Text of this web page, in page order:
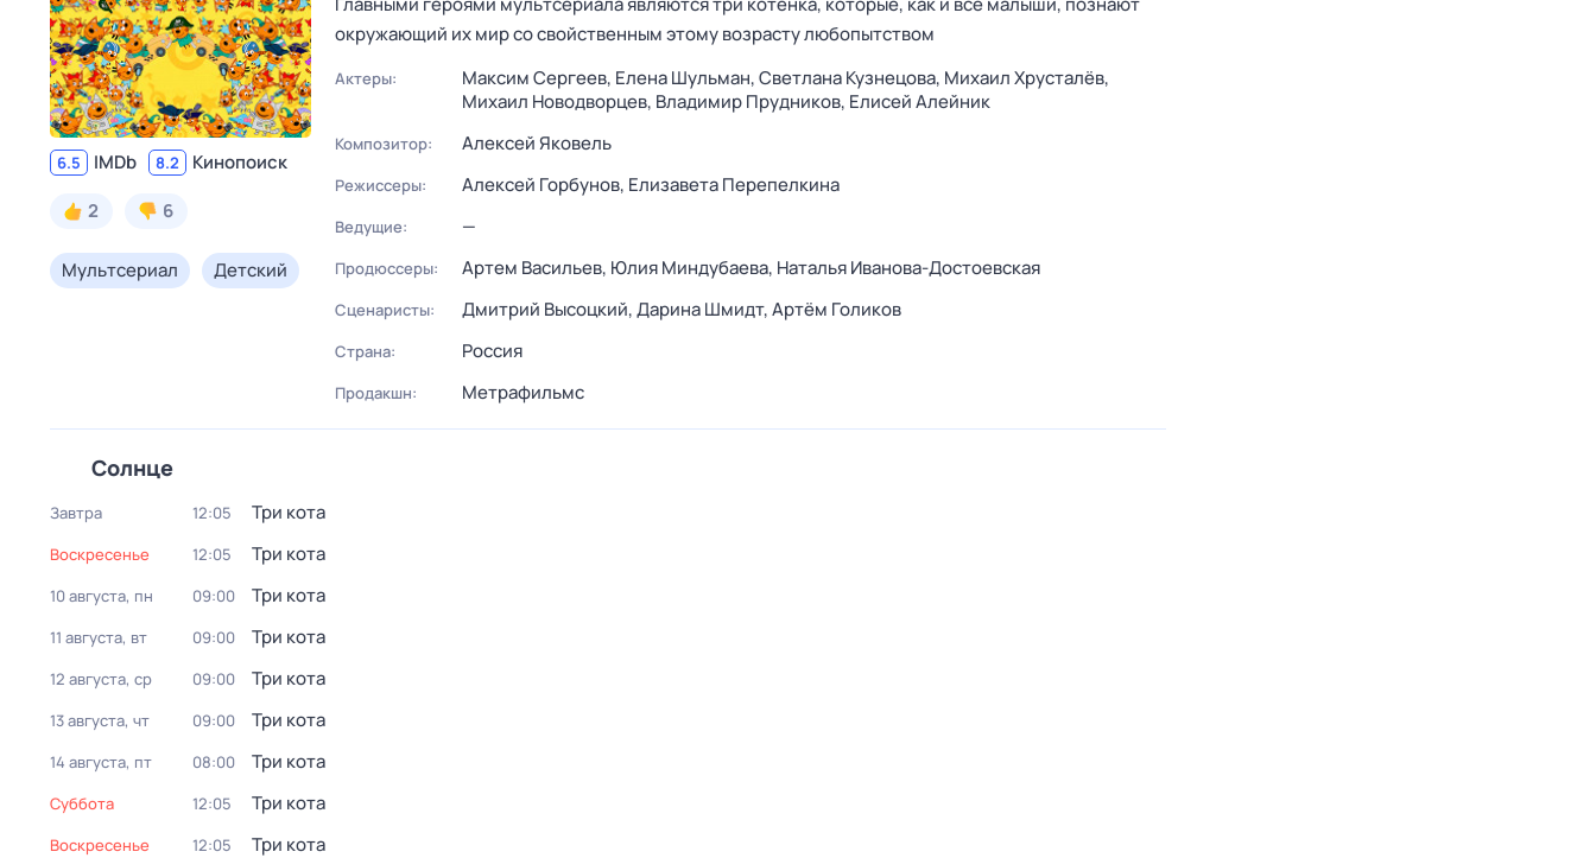
6.5 IMDb 8.2
Кинопоиск
2
6
Мультсериал Детский
окружающий их мир со свойственным этому возрасту любопытством
Актеры: Максим Сергеев, Елена Шульман,Светлана Кузнецова, Михаил Хрусталёв,
Михаил Новодворцев, Владимир Прудников, Елисей Алейник
Композитор: Алексей Яковель
Режиссеры: Алексей Горбунов, Елизавета Перепелкина
Ведущие: —
Продюссеры: Артем Васильев, Юлия Миндубаева, Наталья Иванова-Достоевская
Сценаристы: Дмитрий Высоцкий,Дарина Шмидт,Артём Голиков
Страна: Россия
Продакшн: Метрафильмс
Солнце
Завтра 12:05 Три кота
воскресенье 12:05 Три кота
10 августа, пн 09:00 Три кота
11 августа, вт 09:00 Три кота
12 августа, ср 09:00 Три кота
13 августа, чт 09:00 Три кота
14 августа, пт 08:00 Три кота
суббота 12:05 Три кота
воскресенье 12:05 Три кота